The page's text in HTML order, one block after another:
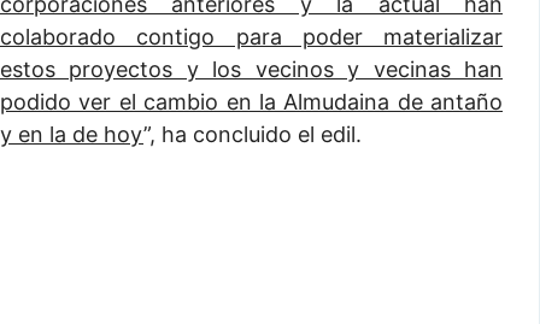
colaborado contigo para poder materializar
estos proyectos y los vecinos y vecinas han
podido ver el cambio en la Almudaina de antaño
y en la de hoy”, ha concluido el edil.